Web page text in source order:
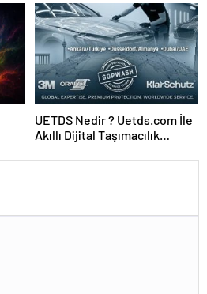
UETDS Nedir ? Uetds.com İle
Akıllı Dijital Taşımacılık